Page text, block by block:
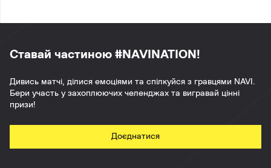
Ставай частиною #NAVINATION!
Дивись матчі, ділися емоціями та спілкуйся з гравцями NAVI.
Бери участь у захоплюючих челенджах та вигравай цінні
призи!
Доєднатися